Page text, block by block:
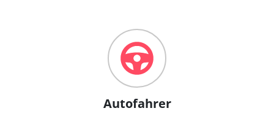
Autofahrer